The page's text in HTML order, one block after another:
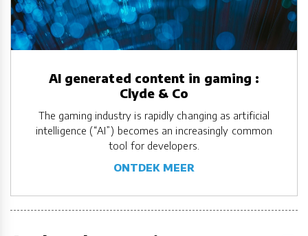
AI generated content in gaming :
Clyde & Co
The gaming industry is rapidly changing as artificial
intelligence (“AI”) becomes an increasingly common
tool for developers.
ONTDEK MEER